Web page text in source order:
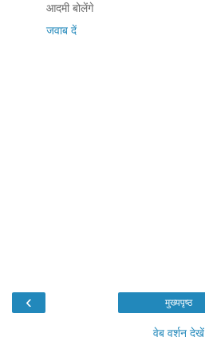
आदमी बोलेंगे
जवाब दें
‹ मुख्यपृष्ठ
वेब वर्शन देखें